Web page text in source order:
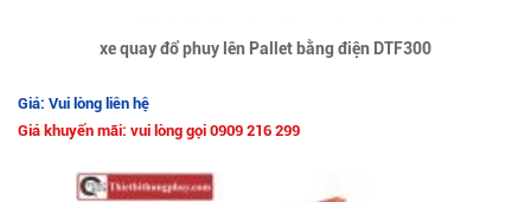
xe quay đổ phuy lên Pallet bằng điện DTF300
Giá: Vui lòng liên hệ
Giá khuyến mãi: vui lòng gọi 0909 216 299